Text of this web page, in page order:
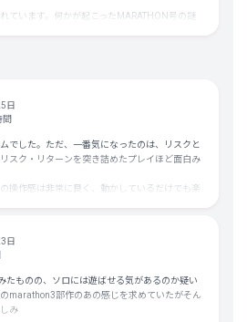
ています。何かが起こったMARATHON号の謎
しめる方はより向いていると思います
いため、おすすめはしません。それでも楽しみ
装備でマッチに臨むと勝率は上がります。開発
バランスがとられていると感じています。
て、これも楽しんでいます
ますが、繰り返しPvEモードを行うことで、自
日
間
でした。ただ、一番気になったのは、リスクと
スク・リターンを突き詰めたプレイほど面白み
操作感は非常に良く、動かしているだけでも楽
わえます。
ランスには大きな問題があると感じました。
に他プレイヤーから漁夫を狙われると、ほとん
弾道ですぐに位置が把握されるため、戦闘する
、「戦うほど不利になる」と感じる場面が多く
日
たものの、ソロには遊ばせる気があるのか疑い
marathon3部作のあの感じを求めていたがそん
み